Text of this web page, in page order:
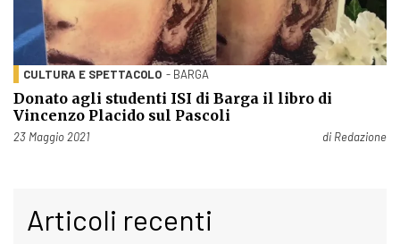
CULTURA E SPETTACOLO - BARGA
Donato agli studenti ISI di Barga il libro di
Vincenzo Placido sul Pascoli
Pubblicato il
23 Maggio 2021 di Redazione
Articoli recenti